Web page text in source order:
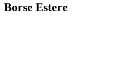
Borse Estere